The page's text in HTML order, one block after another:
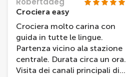
Crociera easy
Crociera molto carina con
guida in tutte le lingue.
Partenza vicino ala stazione
centrale. Durata circa un ora.
Visita dei canali principali di